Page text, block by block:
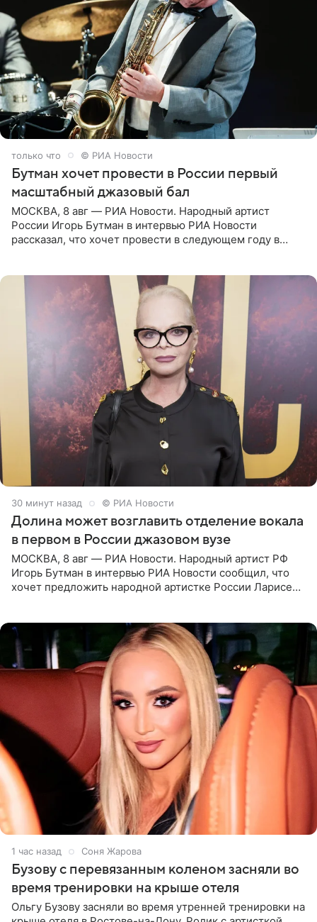
только что © РИА Новости
Бутман хочет провести в России первый
масштабный джазовый бал
МОСКВА, 8 авг — РИА Новости. Народный артист
России Игорь Бутман в интервью РИА Новости
рассказал, что хочет провести в следующем году в
30 минут назад © РИА Новости
Долина может возглавить отделение вокала
в первом в России джазовом вузе
МОСКВА, 8 авг — РИА Новости. Народный артист РФ
Игорь Бутман в интервью РИА Новости сообщил, что
хочет предложить народной артистке России Ларисе
1 час назад Соня Жарова
Бузову с перевязанным коленом засняли во
время тренировки на крыше отеля
Ольгу Бузову засняли во время утренней тренировки на